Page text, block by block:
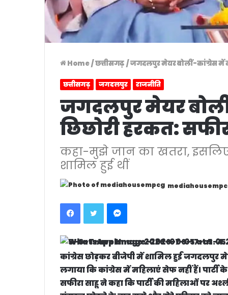
Home/छत्तीसगढ़ /जगदलपुर मेयर बोलीं-कांग्रेस में
छत्तीसगढ़ जगदलपुर राजनीति
जगदलपुर मेयर
छिछोरी हरकत:
कहा-मुझे जान का खतरा, इसलिए
शामिल हुई थीं
Facebook Twitter
कांग्रेस छोड़कर बीजेपी में शामिल हुईं जगदलपुर
लगाया कि कांग्रेस में महिलाएं सेफ नहीं हैं।
सफीरा साहू ने कहा कि पार्टी की महिलाओं पर